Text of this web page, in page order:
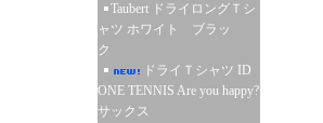
Taubert ドライロングＴシ
ャツ ホワイト ブラッ
ク
ドライＴシャツ ID
ONE TENNIS Are you happy?
サックス